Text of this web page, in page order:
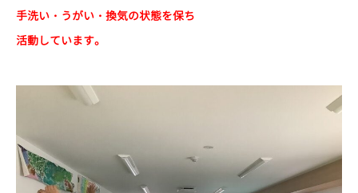
手洗い・うがい・換気の状態を保ち
活動しています。